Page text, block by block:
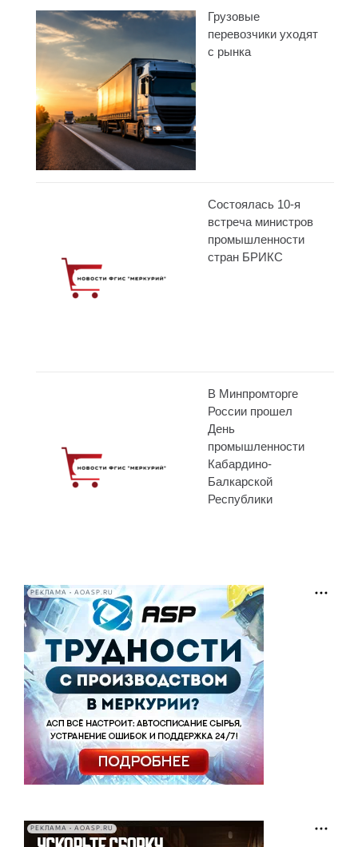
Грузовые
перевозчики уходят
с рынка
Состоялась 10-я
встреча министров
промышленности
стран БРИКС
В Минпромторге
России прошел
День
промышленности
Кабардино-
Балкарской
Республики
РЕКЛАМА • AOASP.RU
РЕКЛАМА • AOASP.RU